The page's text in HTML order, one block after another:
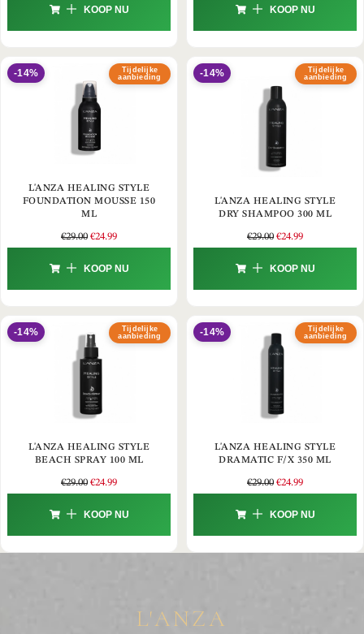
KOOP NU KOOP NU
Tijdelijke
aanbieding
-14%
L'ANZA HEALING STYLE
FOUNDATION MOUSSE 150
ML
€29.00 €24.99
KOOP NU
Tijdelijke
aanbieding
-14%
L'ANZA HEALING STYLE
DRY SHAMPOO 300 ML
€29.00 €24.99
KOOP NU
Tijdelijke
aanbieding
-14%
L'ANZA HEALING STYLE
BEACH SPRAY 100 ML
€29.00 €24.99
KOOP NU
Tijdelijke
aanbieding
-14%
L'ANZA HEALING STYLE
DRAMATIC F/X 350 ML
€29.00 €24.99
KOOP NU
L'ANZA